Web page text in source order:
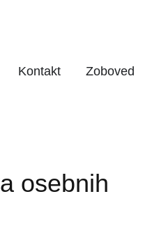
Kontakt Zoboved
osebnih